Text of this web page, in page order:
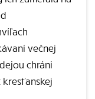
večnej
chráni